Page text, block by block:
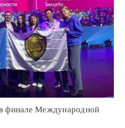
Читать
финале Международной